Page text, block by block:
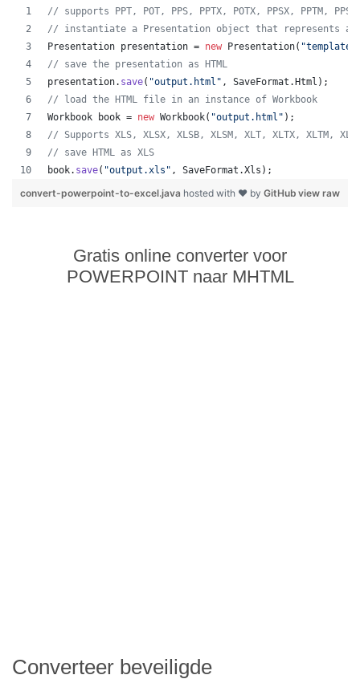
// supports PPT, POT, PPS, PPTX, POTX, PPSX, PPTM,
// instantiate a Presentation object that represents a
Presentation presentation = new Presentation(
// save the presentation as HTML
presentation. save( "output.html" , SaveFormat . Html );
// load the HTML file in an instance of Workbook
Workbook
book = new Workbook( "output.html" );
// Supports XLS, XLSX, XLSB, XLSM, XLT, XLTX, XLTM,
// save HTML as XLS
book. save( "output.xls" , SaveFormat .Xls );
view raw
convert-powerpoint-to-excel.java hosted with ❤ by GitHub
Gratis online converter voor
POWERPOINT naar MHTML
Converteer beveiligde